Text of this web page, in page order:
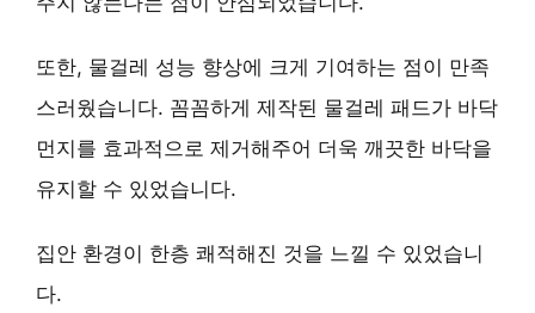
또한, 물걸레 성능 향상에 크게 기여하는 점이 만족
스러웠습니다. 꼼꼼하게 제작된 물걸레 패드가 바닥
먼지를 효과적으로 제거해주어 더욱 깨끗한 바닥을
유지할 수 있었습니다.
집안 환경이 한층 쾌적해진 것을 느낄 수 있었습니
다.